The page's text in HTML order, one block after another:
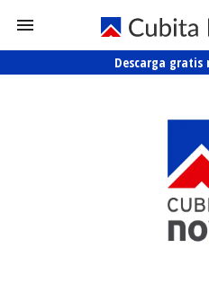
Descarga gratis